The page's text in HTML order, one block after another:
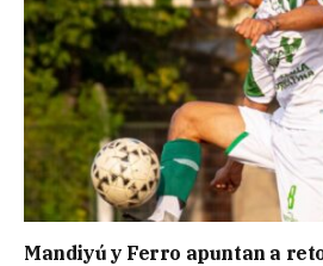
Mandiyú y Ferro apuntan a